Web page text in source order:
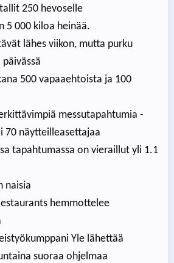
250 hevoselle
5 000 kiloa heinää.
lähes viikon, mutta purku
500 vapaaehtoista ja 100
messutapahtumia -
70 näytteilleasettajaa
tapahtumassa on vieraillut yli 1.1
naisia
hemmottelee
Yle lähettää
suoraa ohjelmaa